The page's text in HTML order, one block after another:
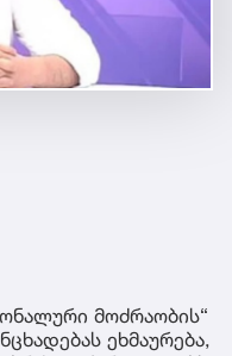
მოძრაობის“
ეხმაურება,